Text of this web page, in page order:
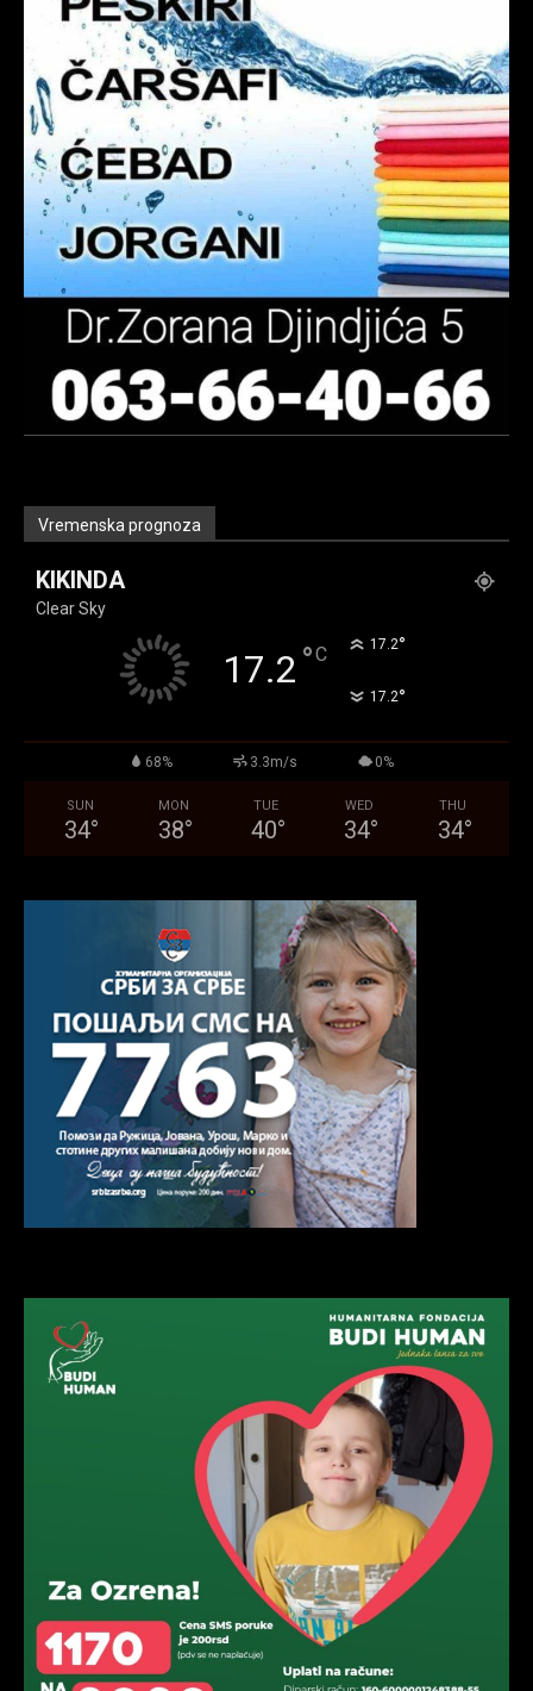
Vremenska prognoza
KIKINDA
Clear Sky
17.2 °C 17.2°
17.2°
68% 3.3m/s 0%
SUN
34°
MON
38°
TUE
40°
WED
34°
THU
34°